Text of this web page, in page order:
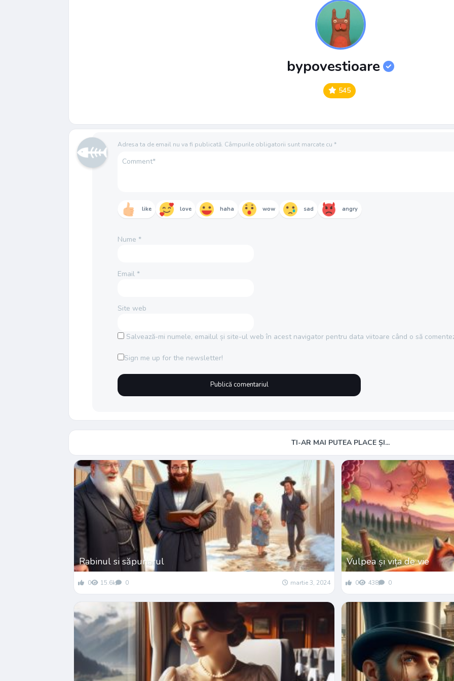
bypovestioare
545
Adresa ta de email nu va fi publicată. Câmpurile obligatorii sunt marcate cu*
like love haha wow sad angry
Nume*
Email*
Site web
Salvează-mi numele, emailul și site-ul web în acest navigator pentru data viitoare când o să
Sign me up for the newsletter!
TI-AR MAI PUTEA PLACE ȘI...
Rabinul si săpunarul
0 15.6k 0 martie 3, 2024
Vulpea și vița de vie
0 438 0